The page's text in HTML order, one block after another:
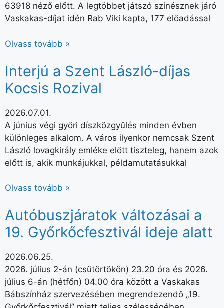
63918 néző előtt. A legtöbbet játszó színésznek járó
Vaskakas-díjat idén Rab Viki kapta, 177 előadással
Olvass tovább »
Interjú a Szent László-díjas
Kocsis Rozival
2026.07.01.
A június végi győri díszközgyűlés minden évben
különleges alkalom. A város ilyenkor nemcsak Szent
László lovagkirály emléke előtt tiszteleg, hanem azok
előtt is, akik munkájukkal, példamutatásukkal
Olvass tovább »
Autóbuszjáratok változásai a
19. Győrkőcfesztivál ideje alatt
2026.06.25.
2026. július 2-án (csütörtökön) 23.20 óra és 2026.
július 6-án (hétfőn) 04.00 óra között a Vaskakas
Bábszínház szervezésében megrendezendő „19.